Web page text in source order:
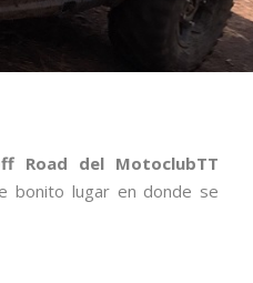
Road del MotoclubTT
bonito lugar en donde se